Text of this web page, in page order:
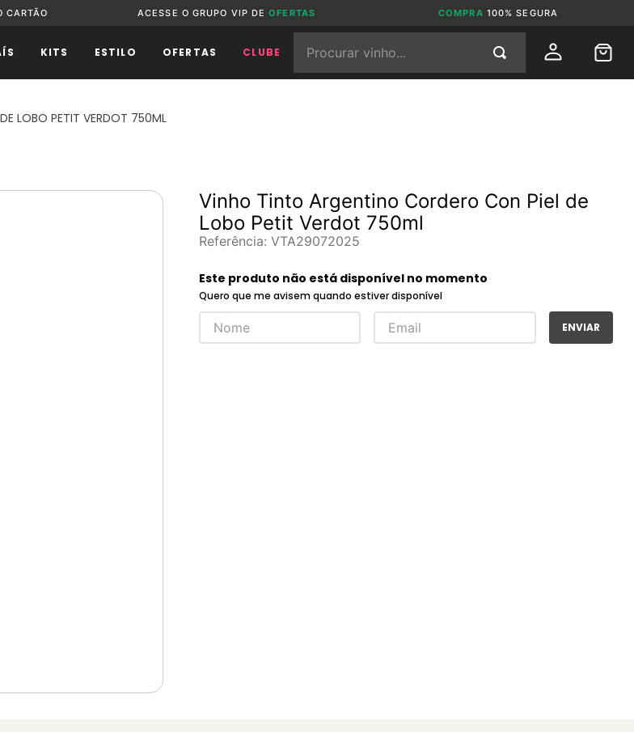
CARTÃO ACESSE O GRUPO VIP DEOFERTAS COMPRA 100% SEGURA
KITS ESTILO OFERTAS CLUBE
LOBO PETIT VERDOT 750ML
Vinho Tinto Argentino Cordero Con Piel de
Lobo Petit Verdot 750ml
Referência: VTA29072025
Este produto não está disponível no momento
Quero que me avisem quando estiver disponível
ENVIAR